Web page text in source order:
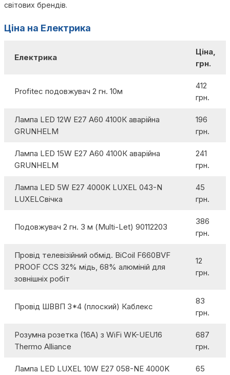
світових брендів.
Ціна на Електрика
Електрика
Ціна,
грн.
Profitec подовжувач 2 гн. 10м
412
грн.
Лампа LED 12W E27 А60 4100К аварійна
GRUNHELM
196
грн.
Лампа LED 15W E27 А60 4100К аварійна
GRUNHELM
241
грн.
Лампа LED 5W E27 4000K LUXEL 043-N
LUXELСвічка
45
грн.
Подовжувач 2 гн. 3 м (Multi-Let) 90112203
386
грн.
Провід телевізійний обмід. BiCoil F660BVF
PROOF CCS 32% мідь, 68% алюміній для
зовнішніх робіт
12
грн.
Провід ШВВП 3*4 (плоский) Каблекс
83
грн.
Розумна розетка (16A) з WiFi WK-UEU16
Thermo Alliance
687
грн.
Лампа LED LUXEL 10W E27 058-NE 4000K
65